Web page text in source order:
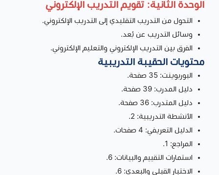
الوحدة الثانية: تقويم التدريب الإلكتروني
التحول من التدريب التقليدي إلى التدريب الإلكتروني.
وسائل التدريب عن بُعد.
الفرق بين التدريب الإلكتروني والتعليم الإلكتروني.
محتويات الحقيبة التدريبية
البوربوينت: 35 صفحة.
دليل المدرب: 39 صفحة.
دليل المتدرب: 36 صفحة.
الأنشطة التدريبية: 2.
الدليل التعريفي: 4 صفحات.
المراجع: 1.
استمارات التقييم والبيانات: 6.
الاختبار القبلي والبعدي: 6.